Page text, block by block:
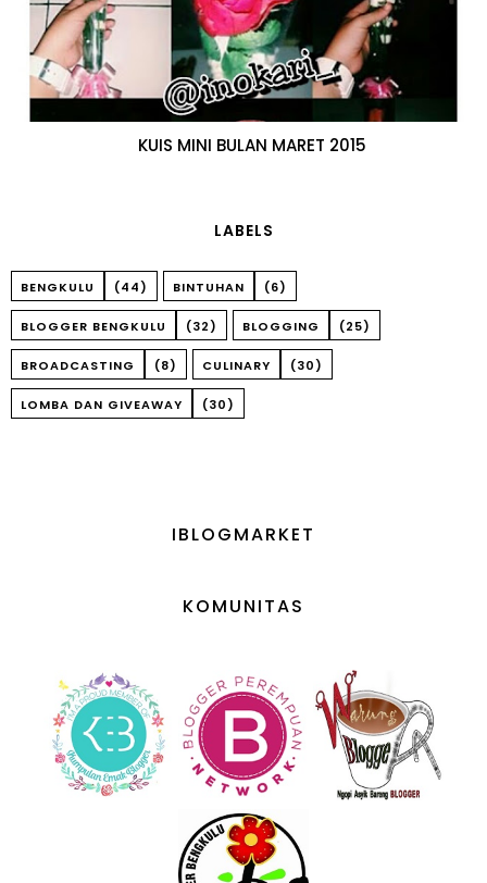
KUIS MINI BULAN MARET 2015
LABELS
BENGKULU (44) BINTUHAN (6)
BLOGGER BENGKULU (32) BLOGGING (25)
BROADCASTING (8) CULINARY (30)
LOMBA DAN GIVEAWAY (30)
IBLOGMARKET
KOMUNITAS